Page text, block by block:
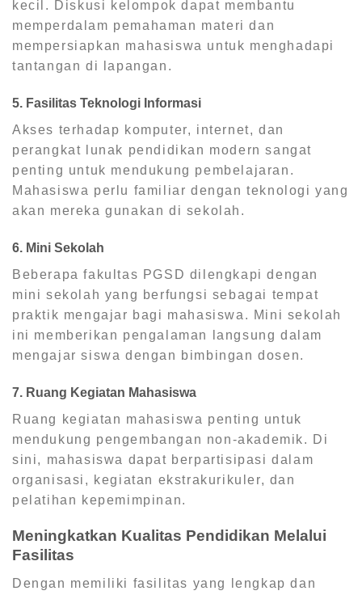
kecil. Diskusi kelompok dapat membantu
memperdalam pemahaman materi dan
mempersiapkan mahasiswa untuk menghadapi
tantangan di lapangan.
5. Fasilitas Teknologi Informasi
Akses terhadap komputer, internet, dan
perangkat lunak pendidikan modern sangat
penting untuk mendukung pembelajaran.
Mahasiswa perlu familiar dengan teknologi yang
akan mereka gunakan di sekolah.
6. Mini Sekolah
Beberapa fakultas PGSD dilengkapi dengan
mini sekolah yang berfungsi sebagai tempat
praktik mengajar bagi mahasiswa. Mini sekolah
ini memberikan pengalaman langsung dalam
mengajar siswa dengan bimbingan dosen.
7. Ruang Kegiatan Mahasiswa
Ruang kegiatan mahasiswa penting untuk
mendukung pengembangan non-akademik. Di
sini, mahasiswa dapat berpartisipasi dalam
organisasi, kegiatan ekstrakurikuler, dan
pelatihan kepemimpinan.
Meningkatkan Kualitas Pendidikan Melalui
Fasilitas
Dengan memiliki fasilitas yang lengkap dan